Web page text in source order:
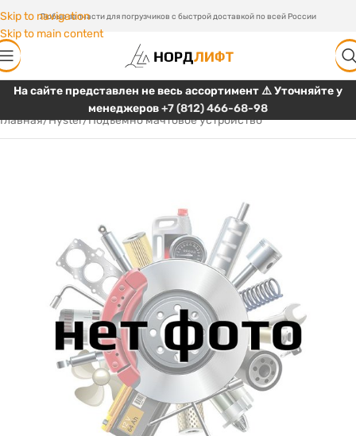
Skip to navigation
Skip to main content
Любые запчасти для погрузчиков с быстрой доставкой по всей России
На сайте представлен не весь ассортимент ⚠️ Уточняйте у
менеджеров+7 (812) 466-68-98
Главная/Hyster/Подъемно мачтовое устройство